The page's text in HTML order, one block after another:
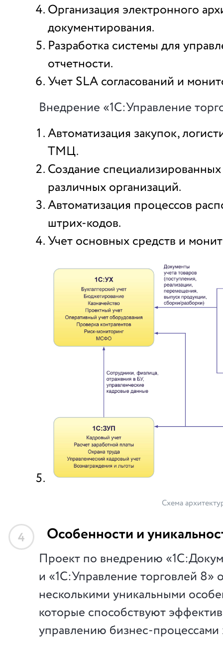
Организация электронного
документирования.
Разработка системы для
отчетности.
Учет SLA согласований и
Внедрение «1С:Управление
Автоматизация закупок,
ТМЦ.
Создание
различных организаций.
Автоматизация процессов
штрих-кодов.
Учет основных средств и
Схема
4 Особенности и
Проект по внедрению
и «1С:Управление торговлей 8»
несколькими уникальными
которые способствуют
управлению бизнес-процессами